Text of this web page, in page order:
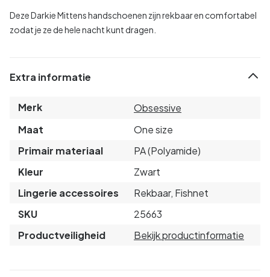
Deze Darkie Mittens handschoenen zijn rekbaar en comfortabel
zodat je ze de hele nacht kunt dragen.
Extra informatie
Merk
Obsessive
Maat
One size
Primair materiaal
PA (Polyamide)
Kleur
Zwart
Lingerie accessoires
Rekbaar, Fishnet
SKU
25663
Productveiligheid
Bekijk productinformatie